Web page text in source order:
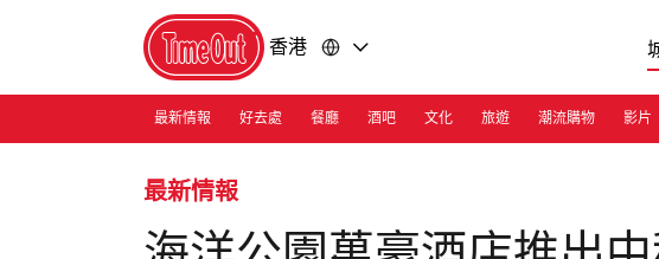
香港
最新情報 好去處 餐廳 酒吧 文化 旅遊 潮流購物 影片
最新情報